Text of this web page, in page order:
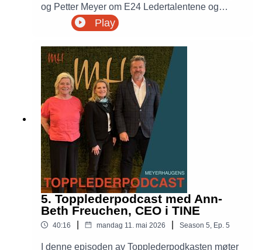
og Petter Meyer om E24 Ledertalentene og
jakten på Norges største ledertalenter under 35
år. De deler hvordan kandidatene vurderes, hva
kjennetegner unge ledere som skaper resultater,
bygger sterke team og får folk med seg.
Samtalen handler også om ledelsespotensial,
gründerskap, teknologi og hvorfor flere burde
tørre å nominere både seg selv og andre.
Play
5. Topplederpodcast med Ann-
Beth Freuchen, CEO i TINE
40:16 mandag 11. mai 2026 Season 5 Ep. 5
I denne episoden av Topplederpodkasten møter